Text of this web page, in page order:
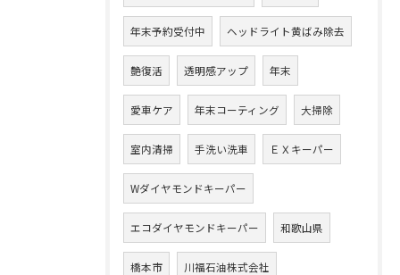
年末予約受付中 ヘッドライト黄ばみ除去
艶復活 透明感アップ 年末
愛車ケア 年末コーティング 大掃除
室内清掃 手洗い洗車 ＥＸキーパー
Wダイヤモンドキーパー
エコダイヤモンドキーパー 和歌山県
橋本市 川福石油株式会社